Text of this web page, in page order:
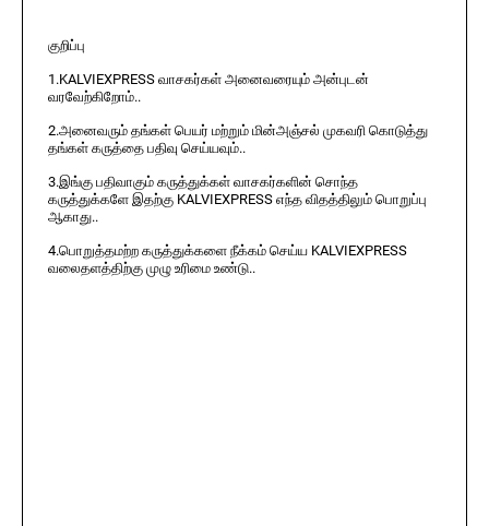
குறிப்பு
1.KALVIEXPRESS வாசகர்கள் அனைவரையும் அன்புடன்
வரவேற்கிறோம்..
2.அனைவரும் தங்கள் பெயர் மற்றும் மின்அஞ்சல் முகவரி கொடுத்து
தங்கள் கருத்தை பதிவு செய்யவும்..
3.இங்கு பதிவாகும் கருத்துக்கள் வாசகர்களின் சொந்த
கருத்துக்களே இதற்கு KALVIEXPRESS எந்த விதத்திலும் பொறுப்பு
ஆகாது..
4.பொறுத்தமற்ற கருத்துக்களை நீக்கம் செய்ய KALVIEXPRESS
வலைதளத்திற்கு முழு உரிமை உண்டு..